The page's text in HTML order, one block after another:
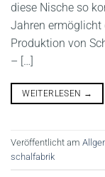
diese Nische so
Jahren ermöglicht
Produktion von
– […]
WEITERLESEN →
Veröffentlicht am
schalfabrik